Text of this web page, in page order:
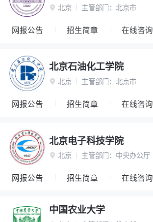
 北京 主管部门： 北京市
网报公告 招生简章 在线咨询
北京石油化工学院
 北京 主管部门： 北京市
网报公告 招生简章 在线咨询
北京电子科技学院
 北京 主管部门： 中央办公厅
网报公告 招生简章 在线咨询
中国农业大学